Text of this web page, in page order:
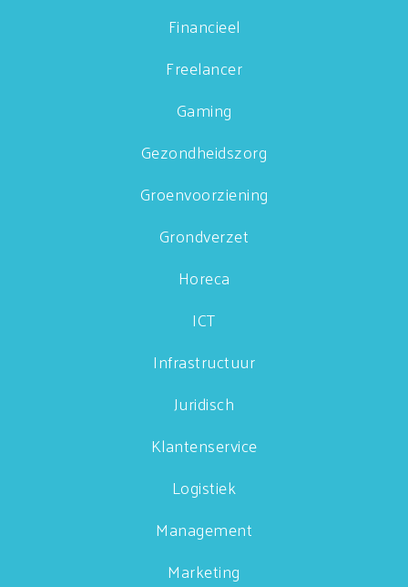
Financieel
Freelancer
Gaming
Gezondheidszorg
Groenvoorziening
Grondverzet
Horeca
ICT
Infrastructuur
Juridisch
Klantenservice
Logistiek
Management
Marketing